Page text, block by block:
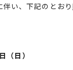
い、下記のとおり
（日）